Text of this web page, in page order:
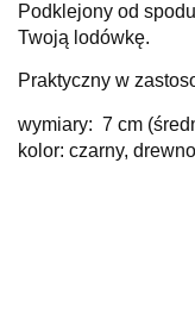
Podklejony od
Twoją lodówkę.
Praktyczny w
wymiary: 7 cm
kolor: czarny, drewno